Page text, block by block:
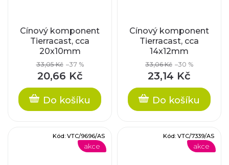
Cínový komponent
Tierracast, cca
20x10mm
33,05 Kč –37 %
20,66 Kč
Do košíku
Cínový komponent
Tierracast, cca
14x12mm
33,06 Kč –30 %
23,14 Kč
Do košíku
akce
Kód: VTC/9696/AS
akce
Kód: VTC/7339/AS